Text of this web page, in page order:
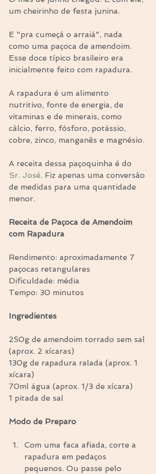
um cheirinho de festa junina.
E "pra cumeçá o arraiá", nada
como uma paçoca de amendoim.
Esse doce típico brasileiro era
inicialmente feito com rapadura.
A rapadura é um alimento
nutritivo, fonte de energia, de
vitaminas e de minerais, como
cálcio, ferro, fósforo, potássio,
cobre, zinco, manganês e magnésio.
A receita dessa paçoquinha é do
Sr. José. Fiz apenas uma conversão
de medidas para uma quantidade
menor.
Receita de Paçoca de Amendoim
com Rapadura
Rendimento: aproximadamente 7
paçocas retangulares
Dificuldade: média
Tempo: 30 minutos
Ingredientes
250g de amendoim torrado sem sal
(aprox. 2 xícaras)
130g de rapadura ralada (aprox. 1
xícara)
70ml água (aprox. 1/3 de xícara)
1 pitada de sal
Modo de Preparo
Com uma faca afiada, corte a
rapadura em pedaços
pequenos. Ou passe pelo